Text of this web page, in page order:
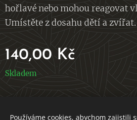
hořlavé nebo mohou reagovat
Umístěte z dosahu dětí a zvířat.
140,00 Kč
Skladem
V ROVNOVÁZE S
Používáme cookies, abychom zajistili